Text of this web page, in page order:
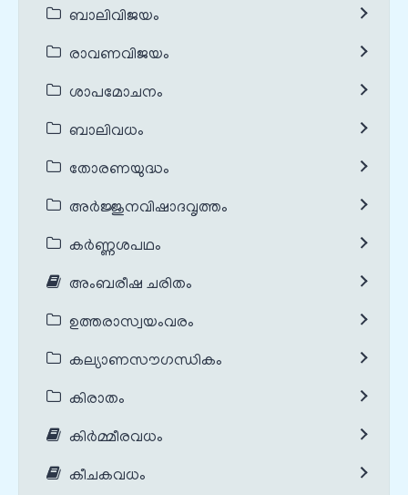
ബാലിവിജയം
രാവണവിജയം
ശാപമോചനം
ബാലിവധം
തോരണയുദ്ധം
അർജ്ജുനവിഷാദവൃത്തം
കർണ്ണശപഥം
അംബരീഷ ചരിതം
ഉത്തരാസ്വയംവരം
കല്യാണസൗഗന്ധികം
കിരാതം
കിർമ്മീരവധം
കീചകവധം